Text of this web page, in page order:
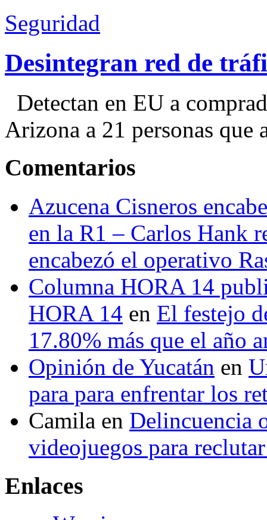
Seguridad
Desintegran red de
Detectan en EU a
Arizona a 21 personas que
Comentarios
Azucena Cisneros
en la R1 – Carlos Hank
encabezó el operativo
Columna HORA 14
HORA 14 en El festejo
17.80% más que el año
Opinión de Yucatán en
para para enfrentar los
Camila en Delincuencia
videojuegos para
Enlaces